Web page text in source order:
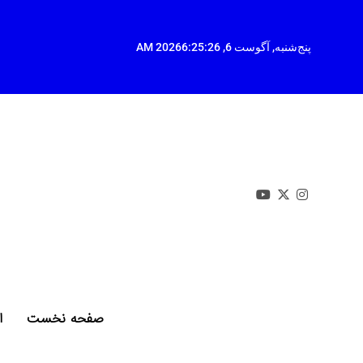
پنج‌شنبه, آگوست 6, 2026 6:25:27 AM
صفحه نخست